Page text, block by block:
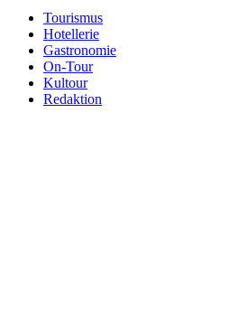
Tourismus
Hotellerie
Gastronomie
On-Tour
Kultour
Redaktion